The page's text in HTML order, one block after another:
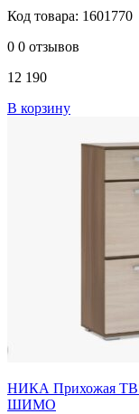
Код товара: 1601770
0 0 отзывов
12 190
В корзину
НИКА Прихожая
ШИМО